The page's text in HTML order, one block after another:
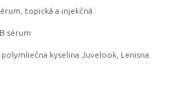
topická a injekčná
sérum
kyselina Juvelook, Lenisna